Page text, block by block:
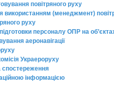
повітряного руху
використанням (менеджмент)
руху
підготовки персоналу ОПР на
аеронавігації
Украероруху
спостереження
інформацією